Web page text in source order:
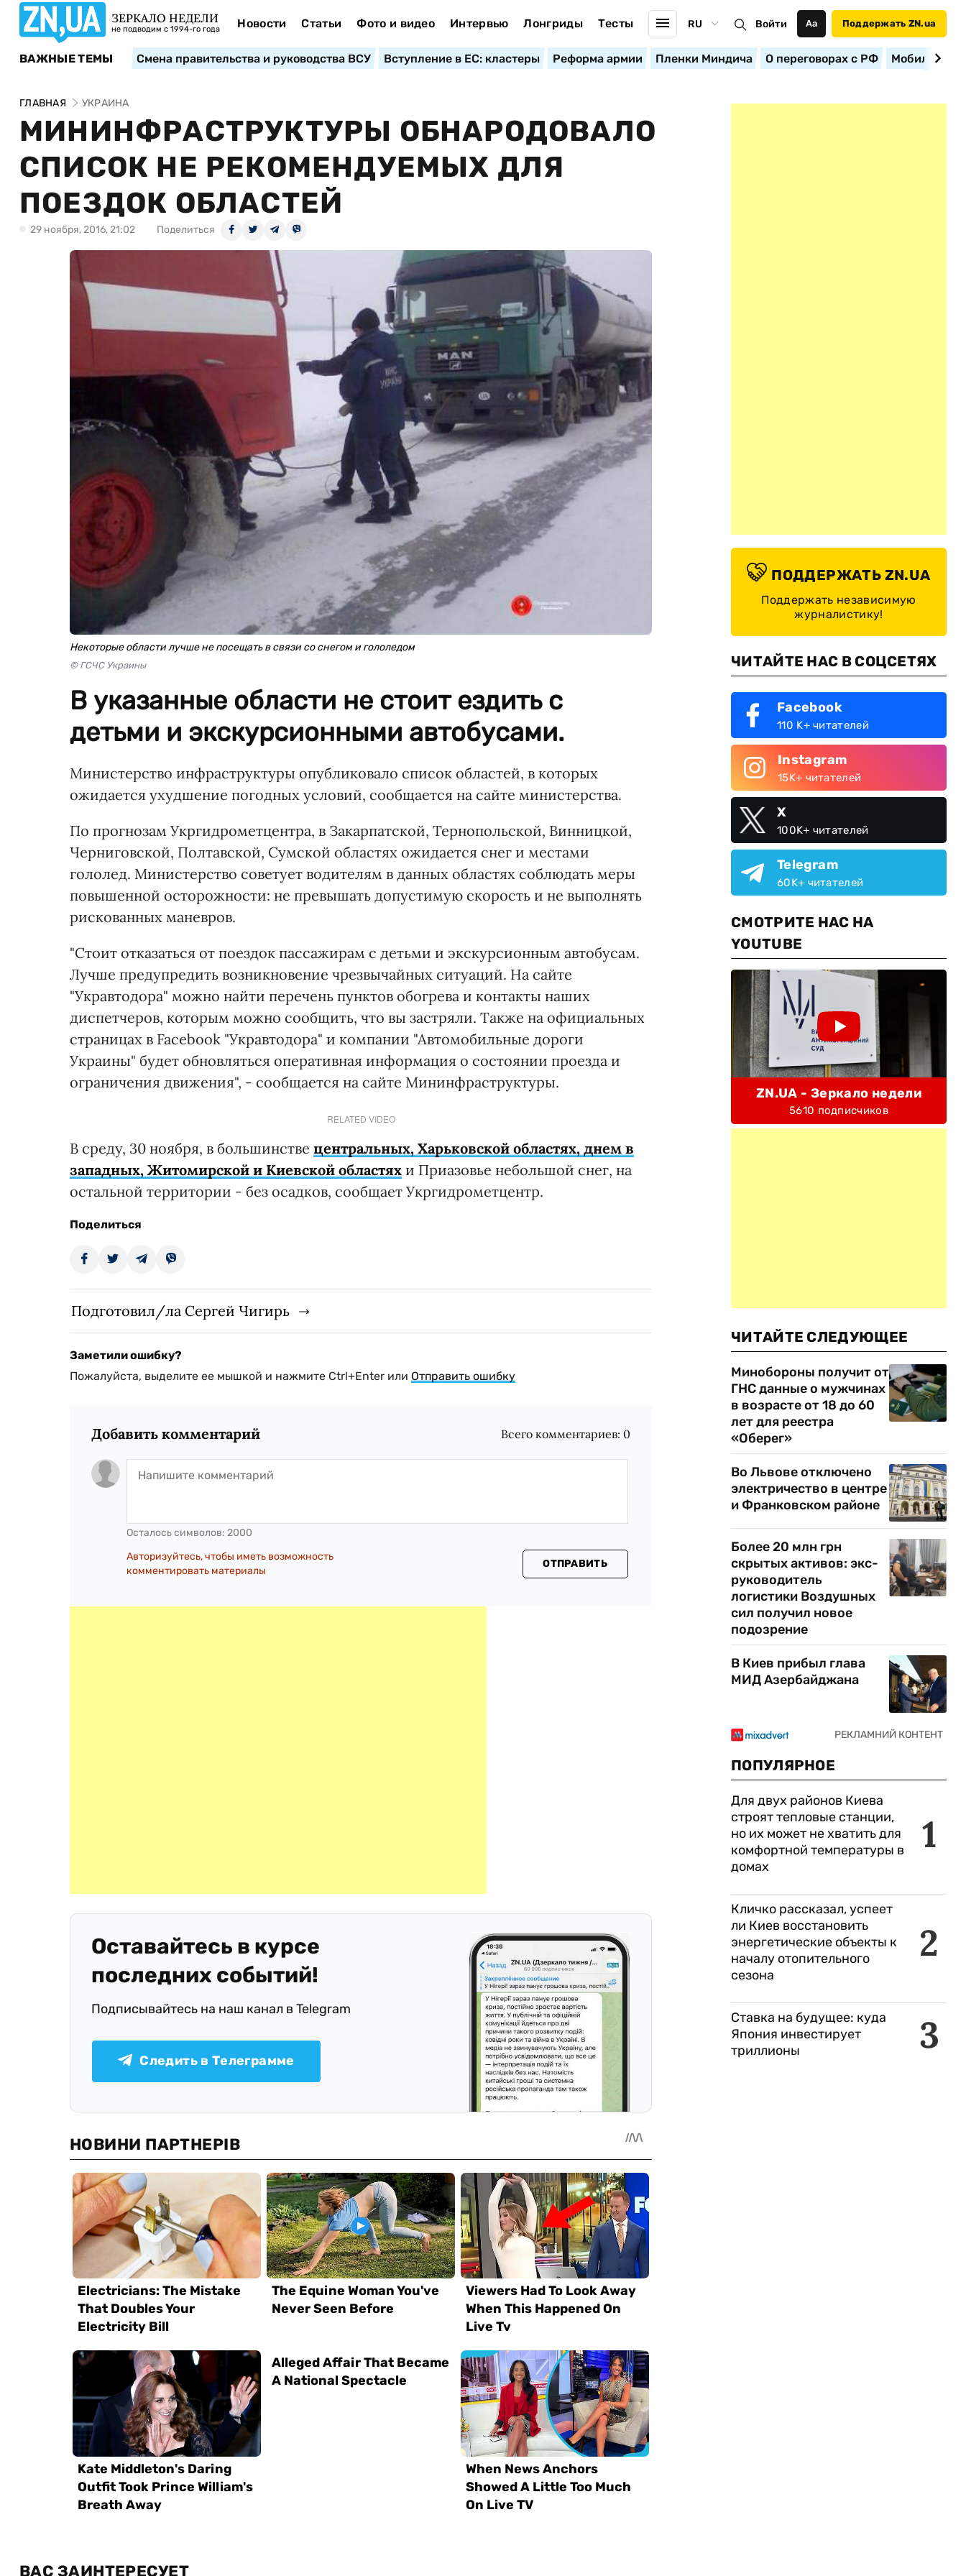
ЗЕРКАЛО НЕДЕЛИ
не подводим с 1994-го года Новости Статьи Фото и видео Интервью Лонгриды Тесты RU Войти Аа Поддержать ZN.ua
ВАЖНЫЕ ТЕМЫ Смена правительства и руководства ВСУ Вступление в ЕС: кластеры Реформа армии Пленки Миндича О переговорах с РФ
ГЛАВНАЯ УКРАИНА
МИНИНФРАСТРУКТУРЫ ОБНАРОДОВАЛО
СПИСОК НЕ РЕКОМЕНДУЕМЫХ ДЛЯ
ПОЕЗДОК ОБЛАСТЕЙ
29 ноября, 2016, 21:02 Поделиться
Некоторые области лучше не посещать в связи со снегом и гололедом
© ГСЧС Украины
В указанные области не стоит ездить с
детьми и экскурсионными автобусами.
Министерство инфраструктуры опубликовало список областей, в которых
ожидается ухудшение погодных условий, сообщается на сайте министерства.
По прогнозам Укргидрометцентра, в Закарпатской, Тернопольской, Винницкой,
Черниговской, Полтавской, Сумской областях ожидается снег и местами
гололед. Министерство советует водителям в данных областях соблюдать меры
повышенной осторожности: не превышать допустимую скорость и не выполнять
рискованных маневров.
"Стоит отказаться от поездок пассажирам с детьми и экскурсионным автобусам.
Лучше предупредить возникновение чрезвычайных ситуаций. На сайте
"Укравтодора" можно найти перечень пунктов обогрева и контакты наших
диспетчеров, которым можно сообщить, что вы застряли. Также на официальных
страницах в Facebook "Укравтодора" и компании "Автомобильные дороги
Украины" будет обновляться оперативная информация о состоянии проезда и
ограничения движения", - сообщается на сайте Мининфраструктуры.
RELATED VIDEO
В среду, 30 ноября, в большинстве центральных, Харьковской областях, днем в
западных, Житомирской и Киевской областях и Приазовье небольшой снег, на
остальной территории - без осадков, сообщает Укргидрометцентр.
Поделиться
Подготовил/ла Сергей Чигирь
Заметили ошибку?
Пожалуйста, выделите ее мышкой и нажмите Ctrl+Enter или Отправить ошибку
Добавить комментарий Всего комментариев: 0
Осталось символов: 2000
Авторизуйтесь, чтобы иметь возможность
комментировать материалы
ОТПРАВИТЬ
Оставайтесь в курсе
последних событий!
Подписывайтесь на наш канал в Telegram
Следить в Телеграмме
ПОДДЕРЖАТЬ ZN.UA
Поддержать независимую
журналистику!
ЧИТАЙТЕ НАС В СОЦСЕТЯХ
Facebook
110 K+ читателей
Instagram
15K+ читателей
X
100K+ читателей
Telegram
60K+ читателей
СМОТРИТЕ НАС НА
YOUTUBE
ZN.UA - Зеркало недели
5610 подписчиков
ЧИТАЙТЕ СЛЕДУЮЩЕЕ
Минобороны получит от
ГНС данные о мужчинах
в возрасте от 18 до 60
лет для реестра
«Оберег»
Во Львове отключено
электричество в центре
и Франковском районе
Более 20 млн грн
скрытых активов: экс-
руководитель
логистики Воздушных
сил получил новое
подозрение
В Киев прибыл глава
МИД Азербайджана
ПОПУЛЯРНОЕ
1
Для двух районов Киева
строят тепловые станции,
но их может не хватить для
комфортной температуры в
домах
2
Кличко рассказал, успеет
ли Киев восстановить
энергетические объекты к
началу отопительного
сезона
3
Ставка на будущее: куда
Япония инвестирует
триллионы
ВАС ЗАИНТЕРЕСУЕТ